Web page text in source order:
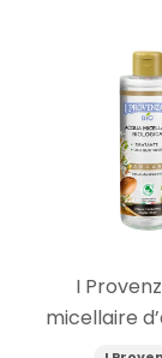
I
micellaire